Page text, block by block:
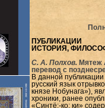
ПУБЛИКАЦИИ
ИСТОРИЯ,
С. А. Полхов. Мятеж
перевод с
В данной
русский язык
князе Нобунага»),
хроники, ранее
«Синтё:-ко: ки»